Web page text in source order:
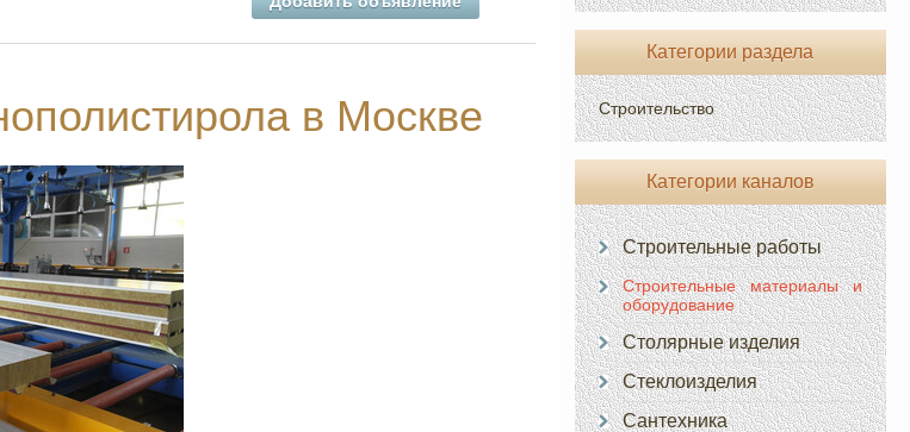
в Москве
Категории раздела
Строительство
Категории каналов
Строительные работы
Строительные материалы и
оборудование
Столярные изделия
Стеклоизделия
Сантехника